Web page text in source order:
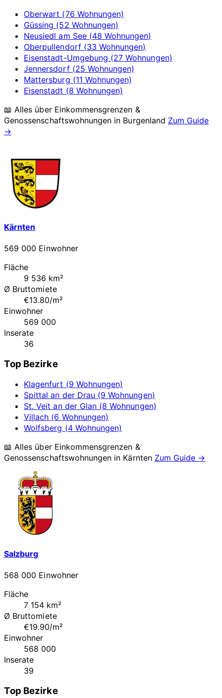
Oberwart (76 Wohnungen)
Güssing (52 Wohnungen)
Neusiedl am See (48 Wohnungen)
Oberpullendorf (33 Wohnungen)
Eisenstadt-Umgebung (27 Wohnungen)
Jennersdorf (25 Wohnungen)
Mattersburg (11 Wohnungen)
Eisenstadt (8 Wohnungen)
📖 Alles über Einkommensgrenzen &
Genossenschaftswohnungen in Burgenland Zum Guide
→
Kärnten
569 000 Einwohner
Fläche
9 536 km²
Ø Bruttomiete
€13.80/m²
Einwohner
569 000
Inserate
36
Top Bezirke
Klagenfurt (9 Wohnungen)
Spittal an der Drau (9 Wohnungen)
St. Veit an der Glan (8 Wohnungen)
Villach (6 Wohnungen)
Wolfsberg (4 Wohnungen)
📖 Alles über Einkommensgrenzen &
Genossenschaftswohnungen in Kärnten Zum Guide →
Salzburg
568 000 Einwohner
Fläche
7 154 km²
Ø Bruttomiete
€19.90/m²
Einwohner
568 000
Inserate
39
Top Bezirke